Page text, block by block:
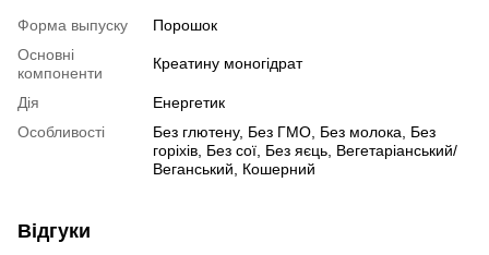
Форма выпуску
Порошок
Основні
компоненти
Креатину моногідрат
Дія
Енергетик
Особливості
Без глютену, Без ГМО, Без молока, Без
горіхів, Без сої, Без яєць, Вегетаріанський/
Веганський, Кошерний
Відгуки